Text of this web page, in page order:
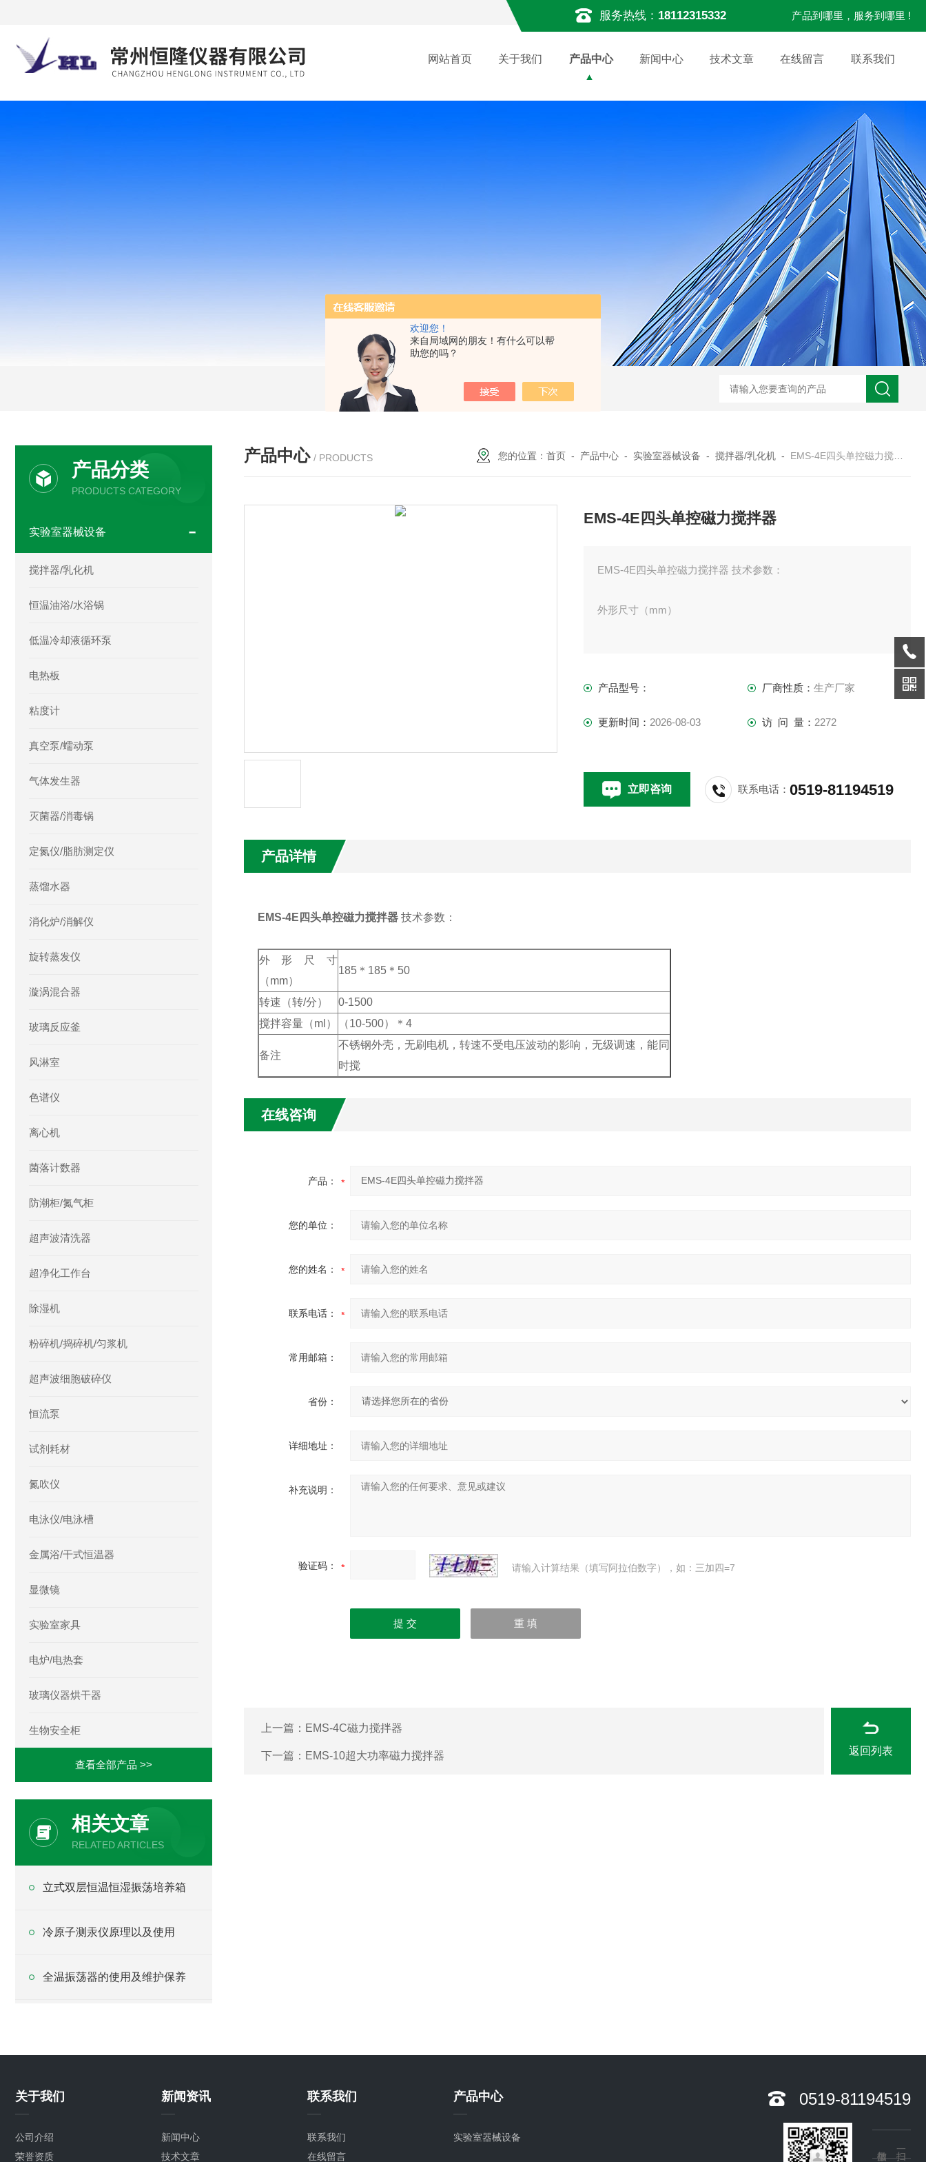
欢迎您！
来自局域网的朋友！有什么可以帮
助您的吗？
服务热线： 18112315332 产品到哪里，服务到哪里 !
网站首页 关于我们 产品中心 新闻中心 技术文章 在线留言 联系我们
产品中心 / PRODUCTS 您的位置：首页 - 产品中心 - 实验室器械设备 -搅拌器/乳化机 - EMS-4E四头单控磁力搅拌器
EMS-4E四头单控磁力搅拌器
EMS-4E四头单控磁力搅拌器 技术参数：
外形尺寸（mm）
搅拌容量（ml）
（10-500）＊4
备注
产品型号： 厂商性质： 生产厂家
更新时间： 2026-08-03 访 问 量： 2272
立即咨询 联系电话：0519-81194519
产品详情
EMS-4E四头单控磁力搅拌器技术参数：
外形尺寸
（mm）
185＊185＊50
转速（转/分）
0-1500
搅拌容量（ml）
（10-500）＊4
备注
不锈钢外壳，无刷电机，转速不受电压波动的影响，无级调速，能同
时搅
在线咨询
产品：
您的单位：
您的姓名：
联系电话：
常用邮箱：
省份：
详细地址：
补充说明：
验证码： 请输入计算结果（填写阿拉伯数字），如：三加四=7
上一篇： EMS-4C磁力搅拌器
下一篇： EMS-10超大功率磁力搅拌器 返回列表
产品分类
PRODUCTS CATEGORY
实验室器械设备
搅拌器/乳化机
恒温油浴/水浴锅
低温冷却液循环泵
电热板
粘度计
真空泵/蠕动泵
气体发生器
灭菌器/消毒锅
定氮仪/脂肪测定仪
蒸馏水器
消化炉/消解仪
旋转蒸发仪
漩涡混合器
玻璃反应釜
风淋室
色谱仪
离心机
菌落计数器
防潮柜/氮气柜
超声波清洗器
超净化工作台
除湿机
粉碎机/捣碎机/匀浆机
超声波细胞破碎仪
恒流泵
试剂耗材
氮吹仪
电泳仪/电泳槽
金属浴/干式恒温器
显微镜
实验室家具
电炉/电热套
玻璃仪器烘干器
生物安全柜
查看全部产品 >>
相关文章
RELATED ARTICLES
立式双层恒温恒湿振荡培养箱
冷原子测汞仪原理以及使用
全温振荡器的使用及维护保养
关于我们
公司介绍
荣誉资质
新闻资讯
新闻中心
技术文章
联系我们
联系我们
在线留言
产品中心
实验室器械设备
0519-81194519